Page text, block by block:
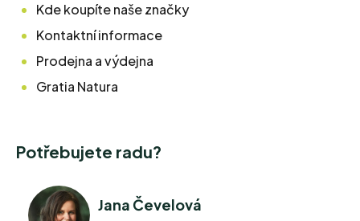
Kde koupíte naše značky
Kontaktní informace
Prodejna a výdejna
Gratia Natura
Potřebujete radu?
Jana Čevelová